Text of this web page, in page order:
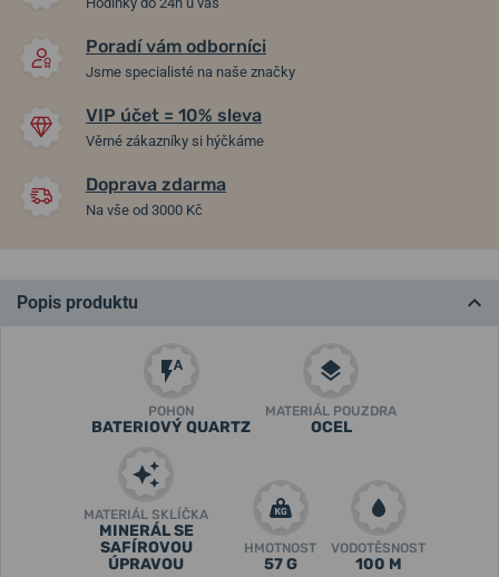
6 290 Kč
Poradí vám odborníci
Jsme specialisté na naše značky
VIP účet = 10% sleva
Věrné zákazníky si hýčkáme
Doprava zdarma
Na vše od 3000 Kč
Popis produktu
POHON
BATERIOVÝ QUARTZ
MATERIÁL POUZDRA
OCEL
MATERIÁL SKLÍČKA
MINERÁL SE
SAFÍROVOU
ÚPRAVOU
HMOTNOST
57 G
VODOTĚSNOST
100 M